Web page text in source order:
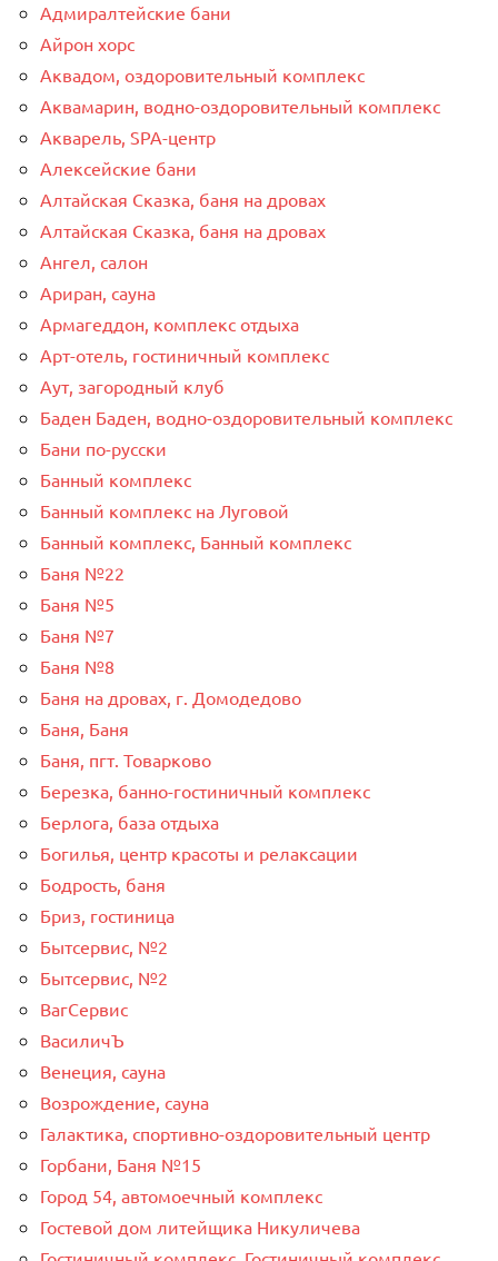
Адмиралтейские бани
Айрон хорс
Аквадом, оздоровительный комплекс
Аквамарин, водно-оздоровительный комплекс
Акварель, SPA-центр
Алексейские бани
Алтайская Сказка, баня на дровах
Алтайская Сказка, баня на дровах
Ангел, салон
Ариран, сауна
Армагеддон, комплекс отдыха
Арт-отель, гостиничный комплекс
Аут, загородный клуб
Баден Баден, водно-оздоровительный комплекс
Бани по-русски
Банный комплекс
Банный комплекс на Луговой
Банный комплекс, Банный комплекс
Баня №22
Баня №5
Баня №7
Баня №8
Баня на дровах, г. Домодедово
Баня, Баня
Баня, пгт. Товарково
Березка, банно-гостиничный комплекс
Берлога, база отдыха
Богилья, центр красоты и релаксации
Бодрость, баня
Бриз, гостиница
Бытсервис, №2
Бытсервис, №2
ВагСервис
ВасиличЪ
Венеция, сауна
Возрождение, сауна
Галактика, спортивно-оздоровительный центр
Горбани, Баня №15
Город 54, автомоечный комплекс
Гостевой дом литейщика Никуличева